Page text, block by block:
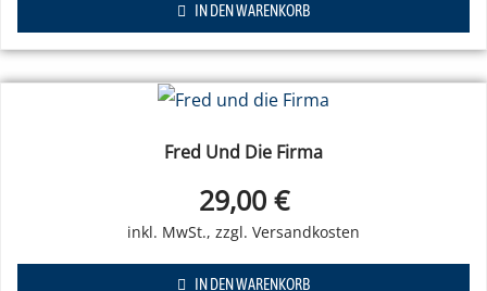
IN DEN WARENKORB
Fred Und Die Firma
29,00 €
IN DEN WARENKORB